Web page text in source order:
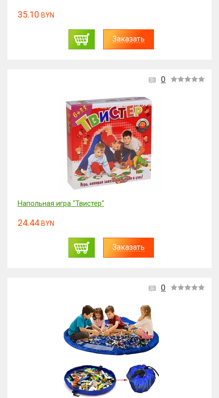
35.10 BYN
Заказать
0
Напольная игра "Твистер"
24.44 BYN
Заказать
0